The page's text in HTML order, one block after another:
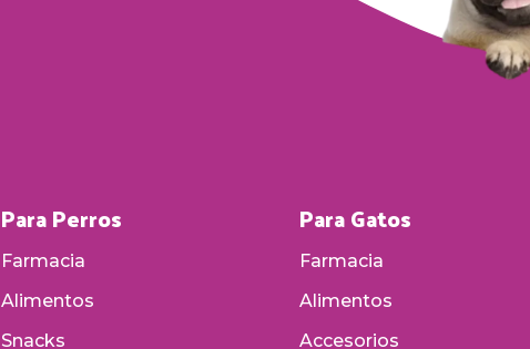
Para Perros
Farmacia
Alimentos
Snacks
Para Gatos
Farmacia
Alimentos
Accesorios